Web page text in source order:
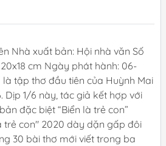
Nhà xuất bản: Hội nhà văn Số
cm Ngày phát hành: 06-
là tập thơ đầu tiên của Huỳnh Mai
Dịp 1/6 này, tác giả kết hợp với
đặc biệt “Biển là trẻ con”
trẻ con" 2020 dày dặn gấp đôi
30 bài thơ mới viết trong ba